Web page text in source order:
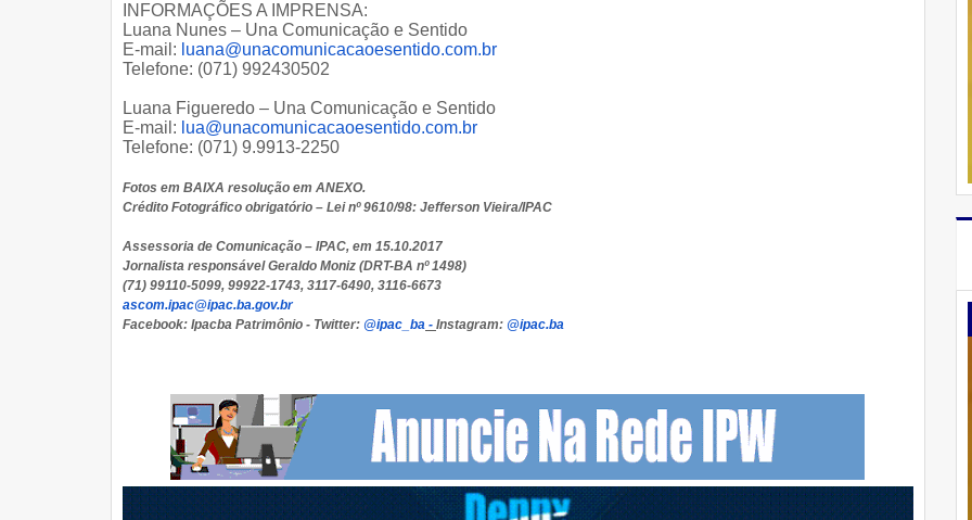
INFORMAÇÕES A IMPRENSA:
Luana Nunes – Una Comunicação e Sentido
E-mail: luana@unacomunicacaoesentido.com.br
Telefone: (071) 992430502
Luana Figueredo – Una Comunicação e Sentido
E-mail: lua@unacomunicacaoesentido.com.br
Telefone: (071) 9.9913-2250
Fotos em BAIXA resolução em ANEXO.
Crédito Fotográfico obrigatório – Lei nº 9610/98: Jefferson Vieira/IPAC
Assessoria de Comunicação – IPAC, em 15.10.2017
Jornalista responsável Geraldo Moniz (DRT-BA nº 1498)
(71) 99110-5099, 99922-1743, 3117-6490, 3116-6673
ascom.ipac@ipac.ba.gov.br
Facebook: Ipacba Patrimônio - Twitter: @ipac_ba - Instagram: @ipac.ba